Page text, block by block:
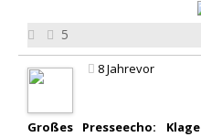
5
8 Jahrevor
Großes Presseecho: